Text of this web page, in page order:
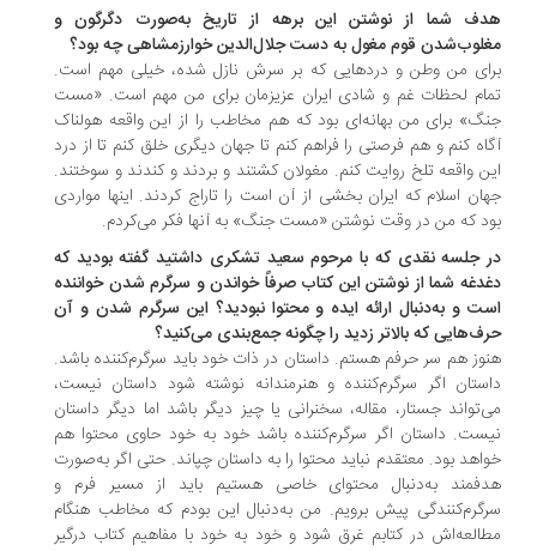
شما از نوشتن این برهه از تاریخ به‌صورت دگرگون و
قوم مغول به دست جلال‌الدین خوارزمشاهی چه بود؟
من وطن و دردهایی که بر سرش نازل شده، خیلی مهم است.
لحظات غم و شادی ایران عزیزمان برای من مهم است. «مست
برای من بهانه‌ای بود که هم مخاطب را از این واقعه هولناک
کنم و هم فرصتی را فراهم کنم تا جهان دیگری خلق کنم تا از درد
واقعه تلخ روایت کنم. مغولان کشتند و بردند و کندند و سوختند.
اسلام که ایران بخشی از آن است را تاراج کردند. اینها مواردی
که من در وقت نوشتن «مست جنگ» به آنها فکر می‌کردم.
جلسه نقدی که با مرحوم سعید تشکری داشتید گفته بودید که
شما از نوشتن این کتاب صرفاً خواندن و سرگرم شدن خواننده
و به‌دنبال ارائه ایده و محتوا نبودید؟ این سرگرم شدن و آن
که بالاتر زدید را چگونه جمع‌بندی می‌کنید؟
هم سر حرفم هستم. داستان در ذات خود باید سرگرم‌کننده باشد.
اگر سرگرم‌کننده و هنرمندانه نوشته شود داستان نیست،
جستار، مقاله، سخنرانی یا چیز دیگر باشد اما دیگر داستان
داستان اگر سرگرم‌کننده باشد خود به خود حاوی محتوا هم
بود. معتقدم نباید محتوا را به داستان چپاند. حتی اگر به‌صورت
به‌دنبال محتوای خاصی هستیم باید از مسیر فرم و
پیش برویم. من به‌دنبال این بودم که مخاطب هنگام
در کتابم غرق شود و خود به خود با مفاهیم کتاب درگیر